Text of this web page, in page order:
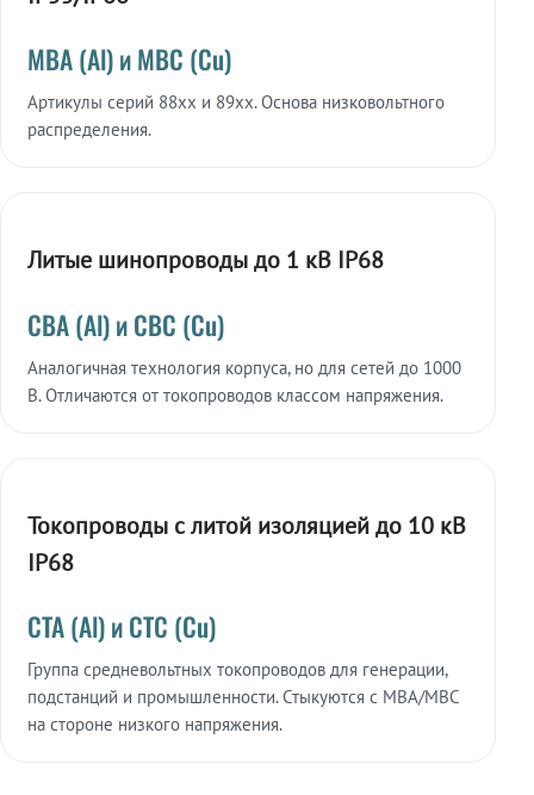
МВА (Al) и МВС (Cu)
Артикулы серий 88xx и 89xx. Основа низковольтного
распределения.
Литые шинопроводы до 1 кВ IP68
СВА (Al) и СВС (Cu)
Аналогичная технология корпуса, но для сетей до 1000
В. Отличаются от токопроводов классом напряжения.
Токопроводы с литой изоляцией до 10 кВ
IP68
СТА (Al) и СТС (Cu)
Группа средневольтных токопроводов для генерации,
подстанций и промышленности. Стыкуются с МВА/МВС
на стороне низкого напряжения.